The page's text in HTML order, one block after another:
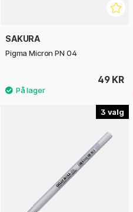
SAKURA
Pigma Micron PN 04
49 KR
3